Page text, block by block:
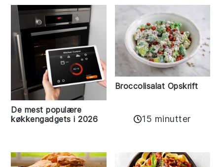
De mest populære
køkkengadgets i 2026
Broccolisalat Opskrift
15 minutter